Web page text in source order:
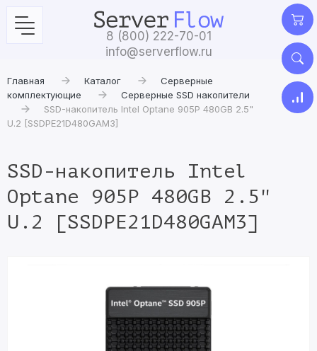
8 (800) 222-70-01
info@serverflow.ru
Главная Каталог
Серверные
комплектующие
Серверные SSD накопители
SSD-накопитель Intel Optane 905P 480GB 2.5"
U.2 [SSDPE21D480GAM3]
SSD-накопитель Intel
Optane 905P 480GB 2.5"
U.2 [SSDPE21D480GAM3]